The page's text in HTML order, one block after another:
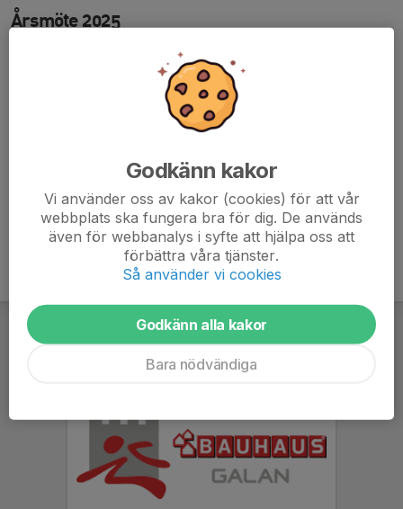
Årsmöte 2025
Valberedningens förslag 2025
Verksamhetsberättelse 2024
Årsredovisning 2023
Godkänn kakor
Vi använder oss av kakor (cookies) för att vår
webbplats ska fungera bra för dig. De används
även för webbanalys i syfte att hjälpa oss att
förbättra våra tjänster.
Så använder vi cookies
Godkänn alla kakor
Bara nödvändiga